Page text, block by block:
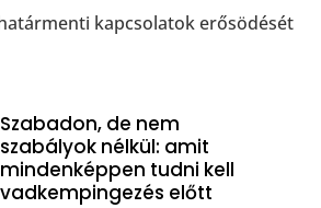
kapcsolatok erősödését
Szabadon, de nem
szabályok nélkül: amit
mindenképpen tudni kell
vadkempingezés előtt